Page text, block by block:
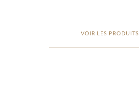
VOIR LES PRODUITS